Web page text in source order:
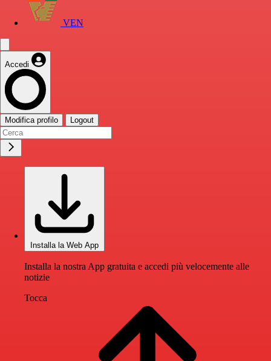
VEN
Accedi
Modifica profilo Logout
Installa la Web App
Installa la nostra App gratuita e accedi più velocemente alle
notizie
Tocca